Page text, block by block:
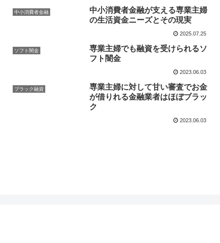
中小消費者金融
中小消費者金融が支える専業主婦
の生活資金ニーズとその現実
2025.07.25
ソフト闇金
専業主婦でも融資を受けられるソ
フト闇金
2023.06.03
ブラック融資
専業主婦に対して甘い審査でお金
が借りれる金融業者はほぼブラッ
ク
2023.06.03